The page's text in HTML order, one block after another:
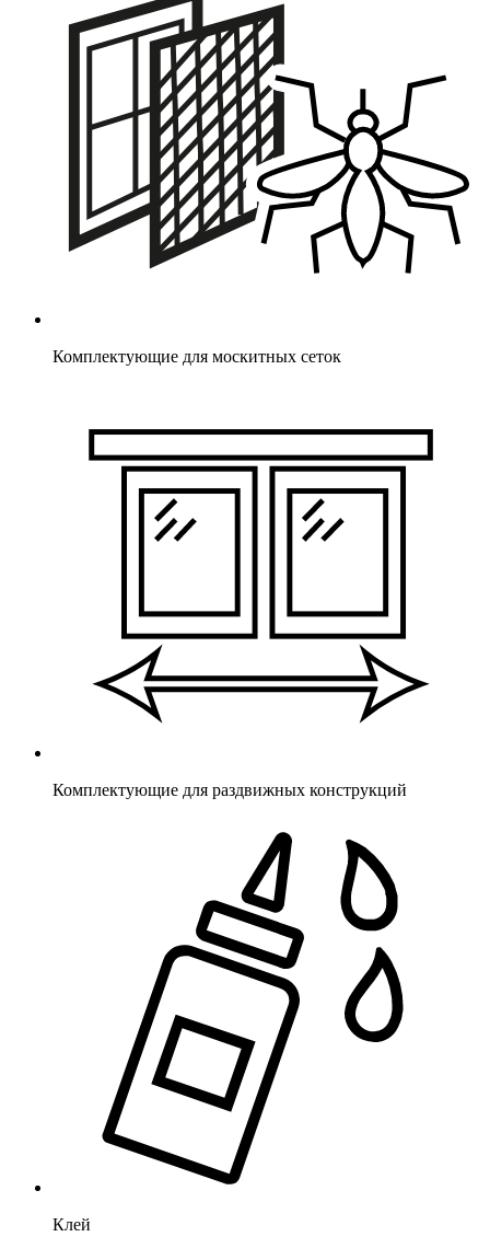
Комплектующие для москитных сеток
Комплектующие для раздвижных конструкций
Клей